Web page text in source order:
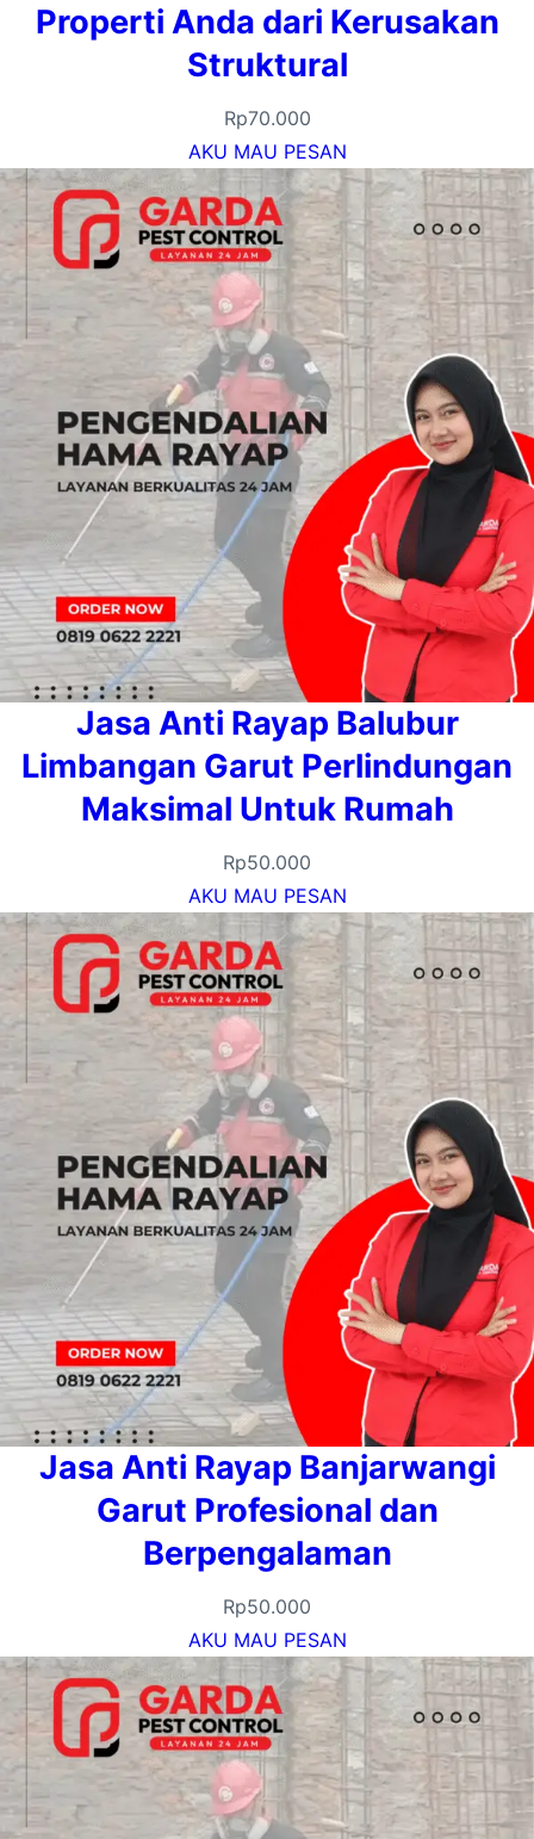
Properti Anda dari Kerusakan
Struktural
Rp70.000
AKU MAU PESAN
Jasa Anti Rayap Balubur
Limbangan Garut Perlindungan
Maksimal Untuk Rumah
Rp50.000
AKU MAU PESAN
Jasa Anti Rayap Banjarwangi
Garut Profesional dan
Berpengalaman
Rp50.000
AKU MAU PESAN